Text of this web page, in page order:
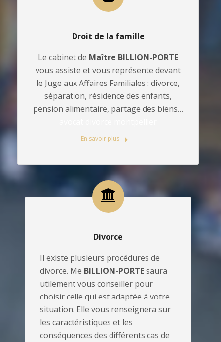
Droit de la famille
Le cabinet de Maître BILLION-PORTE
vous assiste et vous représente devant
le Juge aux Affaires Familiales : divorce,
séparation, résidence des enfants,
pension alimentaire, partage des biens…
En savoir plus
Divorce
Il existe plusieurs procédures de
divorce. Me BILLION-PORTEsaura
utilement vous conseiller pour
choisir celle qui est adaptée à votre
situation. Elle vous renseignera sur
les caractéristiques et les
conséquences des différents cas de